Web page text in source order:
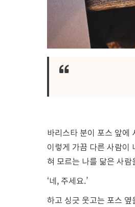
바리스타 분이 포스 앞에
이렇게 가끔 다른 사람이
혀 모르는 나를 닮은 사
‘네, 주세요.’
하고 싱긋 웃고는 포스